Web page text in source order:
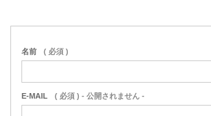
名前 ( 必須 )
E-MAIL ( 必須 ) - 公開されません -